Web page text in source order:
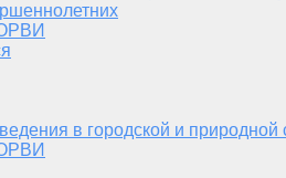
в городской и природной